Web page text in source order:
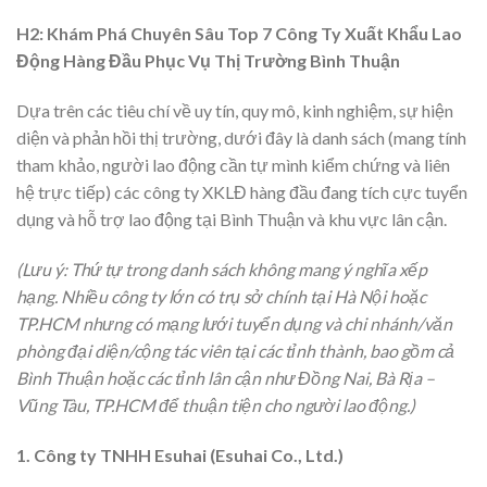
H2: Khám Phá Chuyên Sâu Top 7 Công Ty Xuất Khẩu Lao
Động Hàng Đầu Phục Vụ Thị Trường Bình Thuận
Dựa trên các tiêu chí về uy tín, quy mô, kinh nghiệm, sự hiện
diện và phản hồi thị trường, dưới đây là danh sách (mang tính
tham khảo, người lao động cần tự mình kiểm chứng và liên
hệ trực tiếp) các công ty XKLĐ hàng đầu đang tích cực tuyển
dụng và hỗ trợ lao động tại Bình Thuận và khu vực lân cận.
(Lưu ý: Thứ tự trong danh sách không mang ý nghĩa xếp
hạng. Nhiều công ty lớn có trụ sở chính tại Hà Nội hoặc
TP.HCM nhưng có mạng lưới tuyển dụng và chi nhánh/văn
phòng đại diện/cộng tác viên tại các tỉnh thành, bao gồm cả
Bình Thuận hoặc các tỉnh lân cận như Đồng Nai, Bà Rịa –
Vũng Tàu, TP.HCM để thuận tiện cho người lao động.)
1. Công ty TNHH Esuhai (Esuhai Co., Ltd.)